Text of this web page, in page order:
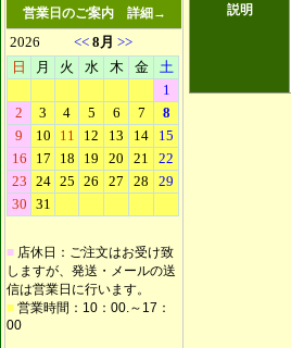
営業日のご案内 詳細→
■ 店休日：ご注文はお受け致
しますが、発送・メールの送
信は営業日に行います。
■ 営業時間：10：00.～17：
00
説明